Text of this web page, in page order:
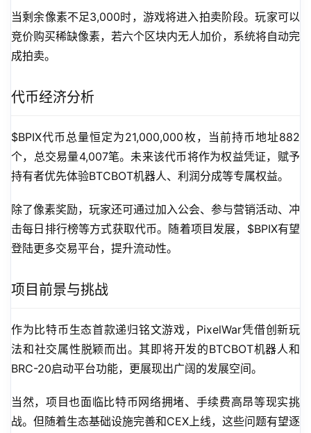
当剩余像素不足3,000时，游戏将进入拍卖阶段。玩家可以
竞价购买稀缺像素，若六个区块内无人加价，系统将自动完
成拍卖。
代币经济分析
$BPIX代币总量恒定为21,000,000枚，当前持币地址882
个，总交易量4,007笔。未来该代币将作为权益凭证，赋予
持有者优先体验BTCBOT机器人、利润分成等专属权益。
除了像素奖励，玩家还可通过加入公会、参与营销活动、冲
击每日排行榜等方式获取代币。随着项目发展，$BPIX有望
登陆更多交易平台，提升流动性。
项目前景与挑战
作为比特币生态首款递归铭文游戏，PixelWar凭借创新玩
法和社交属性脱颖而出。其即将开发的BTCBOT机器人和
BRC-20启动平台功能，更展现出广阔的发展空间。
当然，项目也面临比特币网络拥堵、手续费高昂等现实挑
战。但随着生态基础设施完善和CEX上线，这些问题有望逐